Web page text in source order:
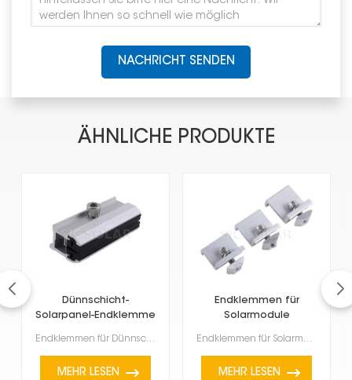
NACHRICHT SENDEN
ÄHNLICHE PRODUKTE
Dünnschicht-
Solarpanel-Endklemme
Endklemmen für Dünnschicht-Solarmodule erfreuen sich zunehmender Beliebtheit, da sie leicht und flex...
MEHR LESEN
Endklemmen für
Solarmodule
Endklemmen für Solarmodule dienen dazu, Solarmodule am Ende einer Reihe oder eines Rasters auf der M...
MEHR LESEN